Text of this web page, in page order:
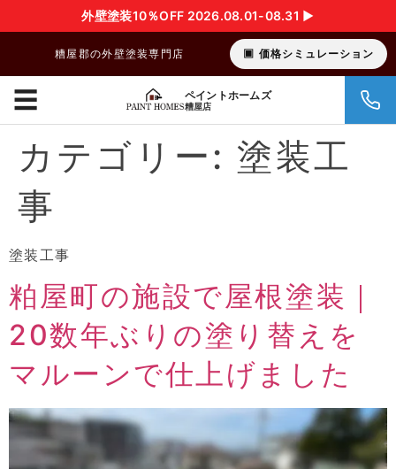
外壁塗装10％OFF 2026.08.01-08.31 ▶︎
糟屋郡の外壁塗装専門店 価格シミュレーション
ペイントホームズ
糟屋店
☰
カテゴリー: 塗装工
事
塗装工事
粕屋町の施設で屋根塗装｜
20数年ぶりの塗り替えを
マルーンで仕上げました